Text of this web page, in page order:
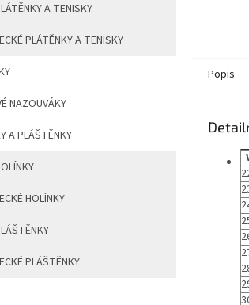
A TENISKY
PLÁTĚNKY A TENISKY
NAZOUVÁKY
A PLÁŠTĚNKY
HOLÍNKY
PLÁŠTĚNKY
Popis